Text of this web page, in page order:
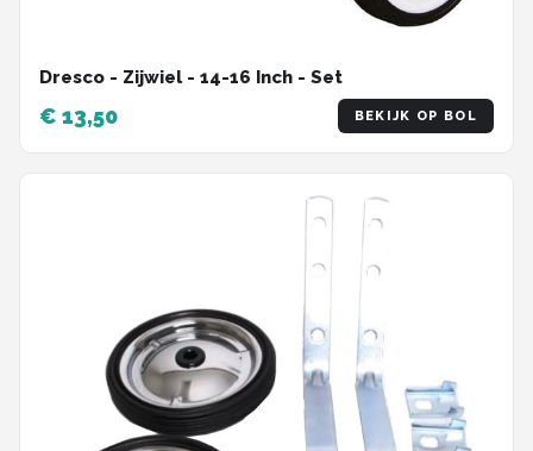
Dresco - Zijwiel - 14-16 Inch - Set
€ 13,50 BEKIJK OP BOL